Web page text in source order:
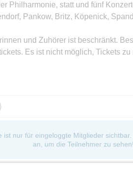
Philharmonie, statt und fünf
Pankow, Britz, Köpenick,
und Zuhörer ist beschränkt.
Es ist nicht möglich, Tickets zu
ist nur für eingeloggte Mitglieder
an, um die Teilnehmer zu sehen!